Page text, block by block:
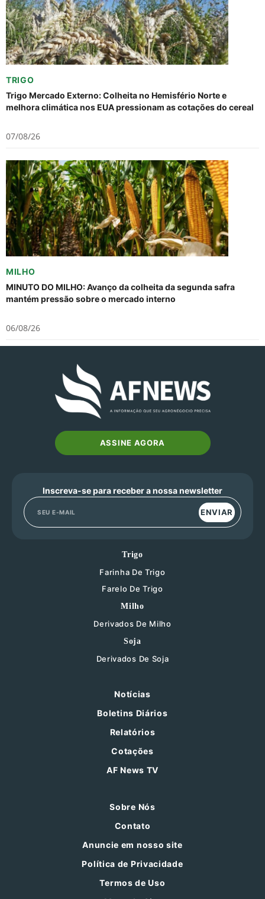
TRIGO
Trigo Mercado Externo: Colheita no Hemisfério Norte e
melhora climática nos EUA pressionam as cotações do cereal
07/08/26
MILHO
MINUTO DO MILHO: Avanço da colheita da segunda safra
mantém pressão sobre o mercado interno
06/08/26
ASSINE AGORA
Inscreva-se para receber a nossa newsletter
ENVIAR
Trigo
Farinha De Trigo
Farelo De Trigo
Milho
Derivados De Milho
Soja
Derivados De Soja
Notícias
Boletins Diários
Relatórios
Cotações
AF News TV
Sobre Nós
Contato
Anuncie em nosso site
Política de Privacidade
Termos de Uso